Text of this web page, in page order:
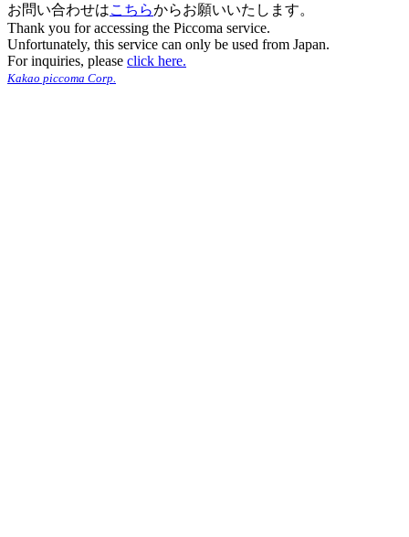
お問い合わせはこちらからお願いいたします。
Thank you for accessing the Piccoma service.
Unfortunately, this service can only be used from Japan.
For inquiries, please click here.
Kakao piccoma Corp.